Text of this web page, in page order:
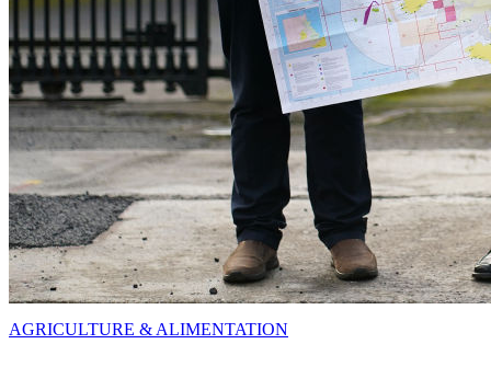
AGRICULTURE & ALIMENTATION